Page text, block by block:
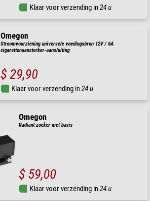
Klaar voor verzending in24 u
Omegon
Stroomvoorziening universele voedingsbron 12V / 6A
sigarettenaansterker-aansluiting
$ 29,90
Klaar voor verzending in24 u
Omegon
Radiant zoeker met basis
$ 59,00
Klaar voor verzending in24 u